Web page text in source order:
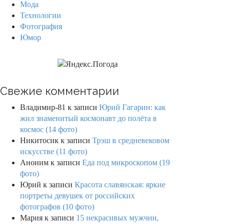
Мода
Технологии
Фотография
Юмор
Свежие комментарии
Владимир-81 к записи Юрий Гагарин: как
жил знаменитый космонавт до полёта в
космос (14 фото)
Никитосик к записи Трэш в средневековом
искусстве (11 фото)
Аноним к записи Еда под микроскопом (19
фото)
Юрий к записи Красота славянская: яркие
портреты девушек от российских
фотографов (10 фото)
Мария к записи 15 некрасивых мужчин,